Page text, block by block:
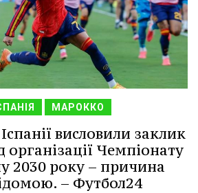
МАРОККО
висловили заклик
організації Чемпіонату
2030 року – причина
– Футбол24